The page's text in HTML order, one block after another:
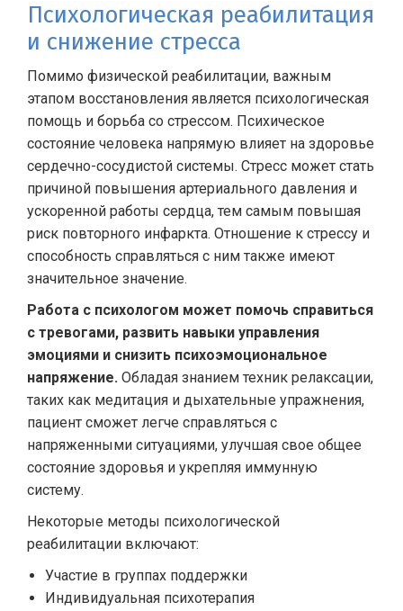
Психологическая реабилитация
и снижение стресса
Помимо физической реабилитации, важным
этапом восстановления является психологическая
помощь и борьба со стрессом. Психическое
состояние человека напрямую влияет на здоровье
сердечно-сосудистой системы. Стресс может стать
причиной повышения артериального давления и
ускоренной работы сердца, тем самым повышая
риск повторного инфаркта. Отношение к стрессу и
способность справляться с ним также имеют
значительное значение.
Работа с психологом может помочь справиться
с тревогами, развить навыки управления
эмоциями и снизить психоэмоциональное
напряжение. Обладая знанием техник релаксации,
таких как медитация и дыхательные упражнения,
пациент сможет легче справляться с
напряженными ситуациями, улучшая свое общее
состояние здоровья и укрепляя иммунную
систему.
Некоторые методы психологической
реабилитации включают:
Участие в группах поддержки
Индивидуальная психотерапия